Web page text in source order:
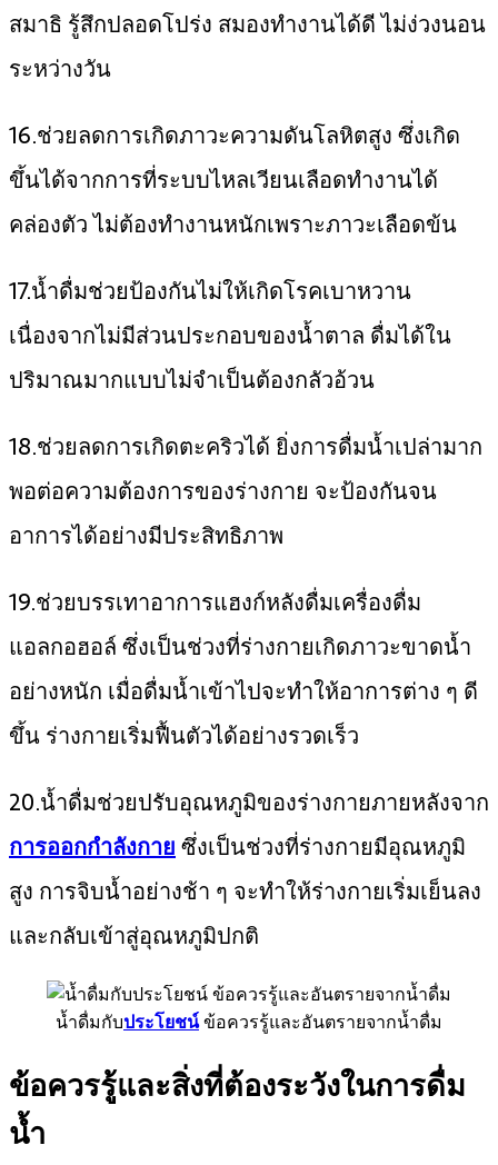
สมาธิ รู้สึกปลอดโปร่ง สมองทำงานได้ดี ไม่ง่วงนอน
ระหว่างวัน
16.ช่วยลดการเกิดภาวะความดันโลหิตสูง ซึ่งเกิด
ขึ้นได้จากการที่ระบบไหลเวียนเลือดทำงานได้
คล่องตัว ไม่ต้องทำงานหนักเพราะภาวะเลือดข้น
17.น้ำดื่มช่วยป้องกันไม่ให้เกิดโรคเบาหวาน
เนื่องจากไม่มีส่วนประกอบของน้ำตาล ดื่มได้ใน
ปริมาณมากแบบไม่จำเป็นต้องกลัวอ้วน
18.ช่วยลดการเกิดตะคริวได้ ยิ่งการดื่มน้ำเปล่ามาก
พอต่อความต้องการของร่างกาย จะป้องกันจน
อาการได้อย่างมีประสิทธิภาพ
19.ช่วยบรรเทาอาการแฮงก์หลังดื่มเครื่องดื่ม
แอลกอฮอล์ ซึ่งเป็นช่วงที่ร่างกายเกิดภาวะขาดน้ำ
อย่างหนัก เมื่อดื่มน้ำเข้าไปจะทำให้อาการต่าง ๆ ดี
ขึ้น ร่างกายเริ่มฟื้นตัวได้อย่างรวดเร็ว
20.น้ำดื่มช่วยปรับอุณหภูมิของร่างกายภายหลังจาก
การออกกำลังกายซึ่งเป็นช่วงที่ร่างกายมีอุณหภูมิ
สูง การจิบน้ำอย่างช้า ๆ จะทำให้ร่างกายเริ่มเย็นลง
และกลับเข้าสู่อุณหภูมิปกติ
น้ำดื่มกับประโยชน์ข้อควรรู้และอันตรายจากน้ำดื่ม
ข้อควรรู้และสิ่งที่ต้องระวังในการดื่ม
น้ำ